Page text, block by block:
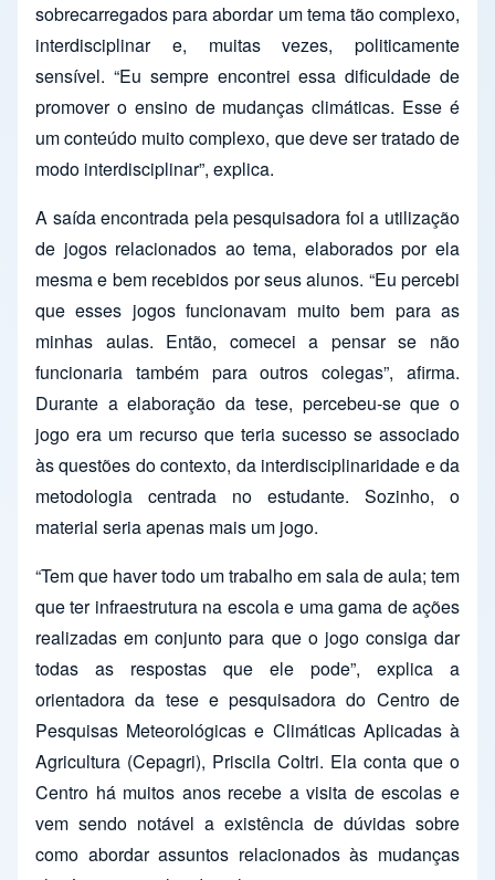
sobrecarregados para abordar um tema tão complexo,
interdisciplinar e, muitas vezes, politicamente
sensível. “Eu sempre encontrei essa dificuldade de
promover o ensino de mudanças climáticas. Esse é
um conteúdo muito complexo, que deve ser tratado de
modo interdisciplinar”, explica.
A saída encontrada pela pesquisadora foi a utilização
de jogos relacionados ao tema, elaborados por ela
mesma e bem recebidos por seus alunos. “Eu percebi
que esses jogos funcionavam muito bem para as
minhas aulas. Então, comecei a pensar se não
funcionaria também para outros colegas”, afirma.
Durante a elaboração da tese, percebeu-se que o
jogo era um recurso que teria sucesso se associado
às questões do contexto, da interdisciplinaridade e da
metodologia centrada no estudante. Sozinho, o
material seria apenas mais um jogo.
“Tem que haver todo um trabalho em sala de aula; tem
que ter infraestrutura na escola e uma gama de ações
realizadas em conjunto para que o jogo consiga dar
todas as respostas que ele pode”, explica a
orientadora da tese e pesquisadora do Centro de
Pesquisas Meteorológicas e Climáticas Aplicadas à
Agricultura (Cepagri), Priscila Coltri. Ela conta que o
Centro há muitos anos recebe a visita de escolas e
vem sendo notável a existência de dúvidas sobre
como abordar assuntos relacionados às mudanças